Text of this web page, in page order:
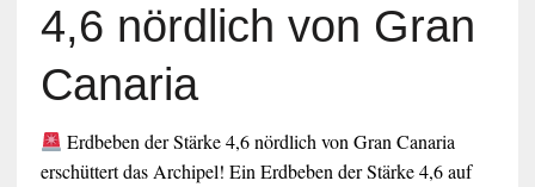
4,6 nördlich von Gran
Canaria
Erdbeben der Stärke 4,6 nördlich von Gran Canaria
erschüttert das Archipel! Ein Erdbeben der Stärke 4,6 auf